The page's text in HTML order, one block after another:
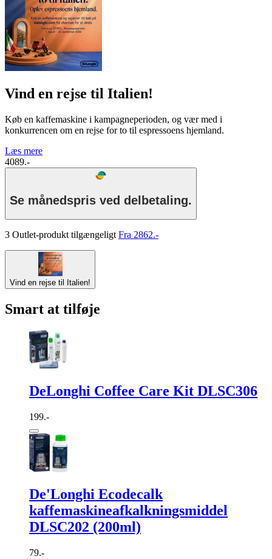
Vind en rejse til Italien!
Køb en kaffemaskine i kampagneperioden, og vær med i
konkurrencen om en rejse for to til espressoens hjemland.
Læs mere
4089.-
Se månedspris ved delbetaling.
3 Outlet-produkt tilgængeligt Fra 2862.-
Vind en rejse til Italien!
Smart at tilføje
DeLonghi Coffee Care Kit DLSC306
199.-
De'Longhi Ecodecalk
kaffemaskineafkalkningsmiddel
DLSC202 (200ml)
79.-